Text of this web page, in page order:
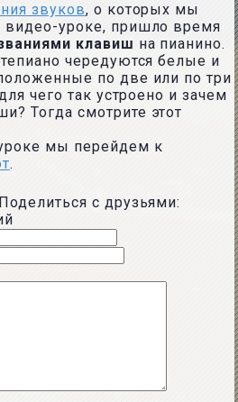
звуков, о которых мы
уроке, пришло время
клавиш на пианино.
чередуются белые и
по две или по три
чего так устроено и зачем
Тогда смотрите этот
мы перейдем к
.
с друзьями: